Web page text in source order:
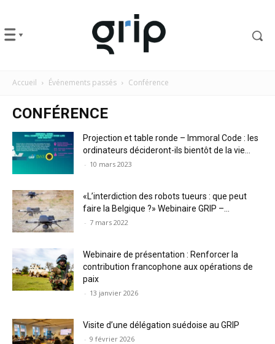
Accueil Événements passés Conférence
CONFÉRENCE
Projection et table ronde – Immoral Code : les
ordinateurs décideront-ils bientôt de la vie...
- 10 mars 2023
«L’interdiction des robots tueurs : que peut
faire la Belgique ?» Webinaire GRIP –...
- 7 mars 2022
Webinaire de présentation : Renforcer la
contribution francophone aux opérations de
paix
- 13 janvier 2026
Visite d’une délégation suédoise au GRIP
- 9 février 2026